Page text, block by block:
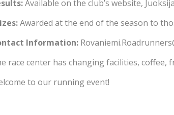
Available on the club’s website,
Awarded at the end of the season to
Information:
race center has changing facilities, coffee,
to our running event!